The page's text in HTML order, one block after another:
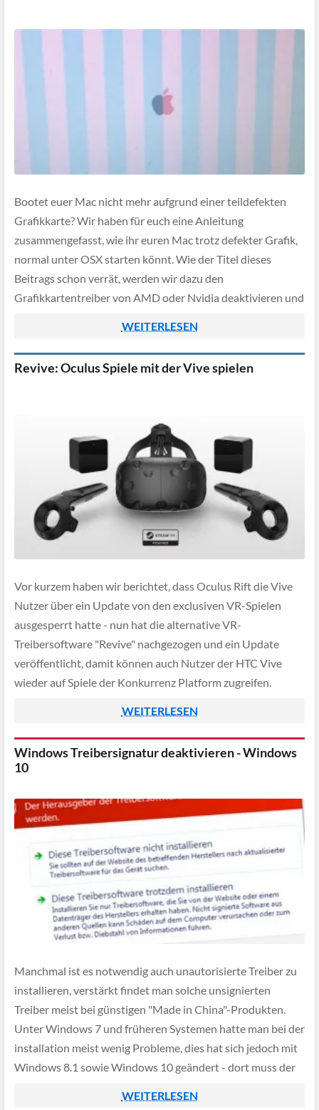
Bootet euer Mac nicht mehr aufgrund einer teildefekten
Grafikkarte? Wir haben für euch eine Anleitung
zusammengefasst, wie ihr euren Mac trotz defekter Grafik,
normal unter OSX starten könnt. Wie der Titel dieses
Beitrags schon verrät, werden wir dazu den
Grafikkartentreiber von AMD oder Nvidia deaktivieren und
Safe-Mode verwendet wird) den […]
WEITERLESEN
Revive: Oculus Spiele mit der Vive spielen
Vor kurzem haben wir berichtet, dass Oculus Rift die Vive
Nutzer über ein Update von den exclusiven VR-Spielen
ausgesperrt hatte - nun hat die alternative VR-
Treibersoftware "Revive" nachgezogen und ein Update
veröffentlicht, damit können auch Nutzer der HTC Vive
wieder auf Spiele der Konkurrenz Platform zugreifen.
WEITERLESEN
Windows Treibersignatur deaktivieren - Windows
10
Manchmal ist es notwendig auch unautorisierte Treiber zu
installieren, verstärkt findet man solche unsignierten
Treiber meist bei günstigen "Made in China"-Produkten.
Unter Windows 7 und früheren Systemen hatte man bei der
installation meist wenig Probleme, dies hat sich jedoch mit
Windows 8.1 sowie Windows 10 geändert - dort muss der
WEITERLESEN